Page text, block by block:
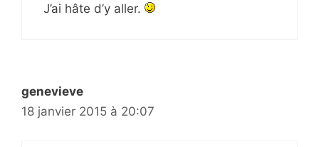
J’ai hâte d’y aller.
genevieve
18 janvier 2015 à 20:07